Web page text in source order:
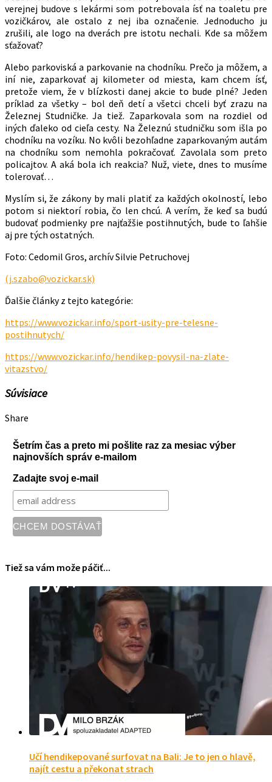
verejnej budove s lekármi som potrebovala ísť na toaletu pre
vozičkárov, ale ostalo z nej iba označenie. Jednoducho ju
zrušili, ale logo na dverách pre istotu nechali. Kde sa môžem
sťažovať?
Alebo parkoviská a parkovanie na chodníku. Prečo ja môžem, a
iní nie, zaparkovať aj kilometer od miesta, kam chcem ísť,
pretože viem, že v blízkosti danej akcie to bude plné? Jeden
príklad za všetky – bol deň detí a všetci chceli byť zrazu na
Železnej Studničke. Ja tiež. Zaparkovala som na rozdiel od
iných ďaleko od cieľa cesty. Na Železnú studničku som išla po
chodníku na vozíku. No kvôli bezohľadne zaparkovaným autám
na chodníku som nemohla pokračovať. Zavolala som preto
policajtov. A aká bola ich reakcia? Nuž, viete, dnes to musíme
tolerovať…
Myslím si, že zákony by mali platiť za každých okolností, lebo
potom si niektorí robia, čo len chcú. A verím, že keď sa budú
budovať podmienky pre najťažšie postihnutých, bude to ľahšie
aj pre tých ostatných.
Foto: Cedomil Gros, archív Silvie Petruchovej
(j.szabo@vozickar.sk)
Ďalšie články z tejto kategórie:
https://www.vozickar.info/sport-usity-pre-telesne-
postihnutych/
https://www.vozickar.info/hendikep-povysil-na-zlate-
vitazstvo/
Súvisiace
Share
Šetrím čas a preto mi pošlite raz za mesiac výber
najnovších správ e-mailom
Zadajte svoj e-mail
Tiež sa vám može páčiť...
Učí hendikepované surfovat na Bali: Je to jen o hlavě,
najít cestu a překonat strach